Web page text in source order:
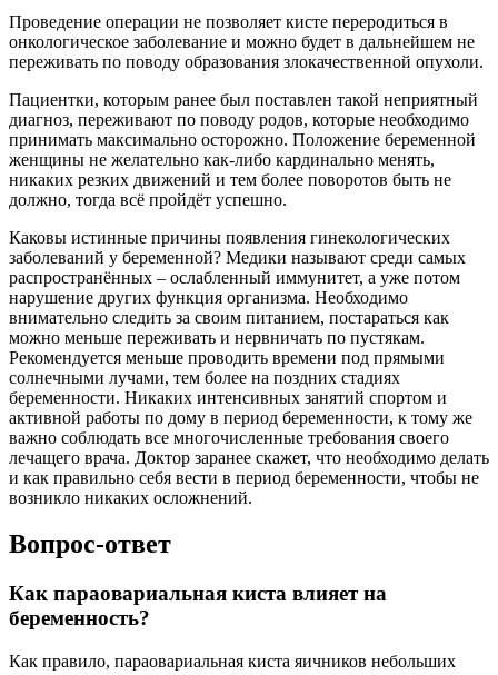
Проведение операции не позволяет кисте переродиться в
онкологическое заболевание и можно будет в дальнейшем не
переживать по поводу образования злокачественной опухоли.
Пациентки, которым ранее был поставлен такой неприятный
диагноз, переживают по поводу родов, которые необходимо
принимать максимально осторожно. Положение беременной
женщины не желательно как-либо кардинально менять,
никаких резких движений и тем более поворотов быть не
должно, тогда всё пройдёт успешно.
Каковы истинные причины появления гинекологических
заболеваний у беременной? Медики называют среди самых
распространённых – ослабленный иммунитет, а уже потом
нарушение других функция организма. Необходимо
внимательно следить за своим питанием, постараться как
можно меньше переживать и нервничать по пустякам.
Рекомендуется меньше проводить времени под прямыми
солнечными лучами, тем более на поздних стадиях
беременности. Никаких интенсивных занятий спортом и
активной работы по дому в период беременности, к тому же
важно соблюдать все многочисленные требования своего
лечащего врача. Доктор заранее скажет, что необходимо делать
и как правильно себя вести в период беременности, чтобы не
возникло никаких осложнений.
Вопрос-ответ
Как параовариальная киста влияет на
беременность?
Как правило, параовариальная киста яичников небольших